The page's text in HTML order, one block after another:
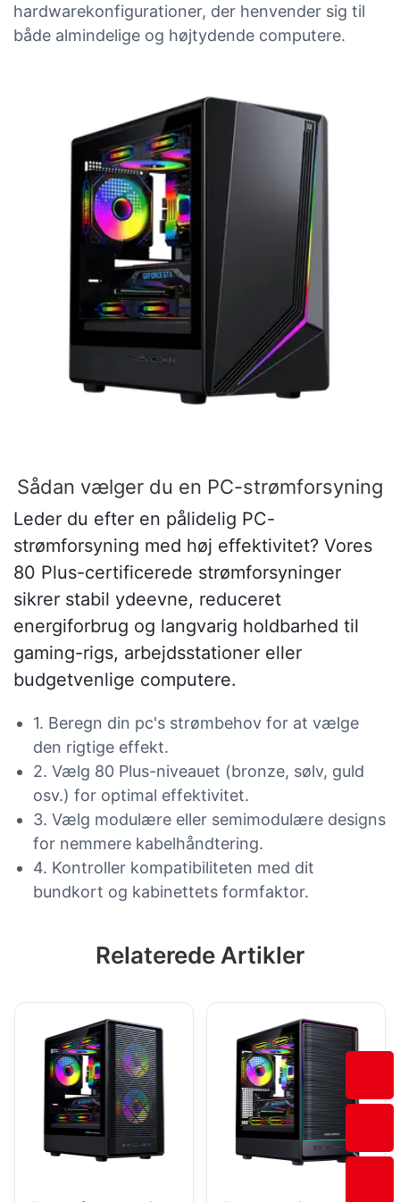
hardwarekonfigurationer, der henvender sig til
både almindelige og højtydende computere.
Sådan vælger du en PC-strømforsyning
Leder du efter en pålidelig PC-
strømforsyning med høj effektivitet? Vores
80 Plus-certificerede strømforsyninger
sikrer stabil ydeevne, reduceret
energiforbrug og langvarig holdbarhed til
gaming-rigs, arbejdsstationer eller
budgetvenlige computere.
1. Beregn din pc's strømbehov for at vælge
den rigtige effekt.
2. Vælg 80 Plus-niveauet (bronze, sølv, guld
osv.) for optimal effektivitet.
3. Vælg modulære eller semimodulære designs
for nemmere kabelhåndtering.
4. Kontroller kompatibiliteten med dit
bundkort og kabinettets formfaktor.
Relaterede Artikler